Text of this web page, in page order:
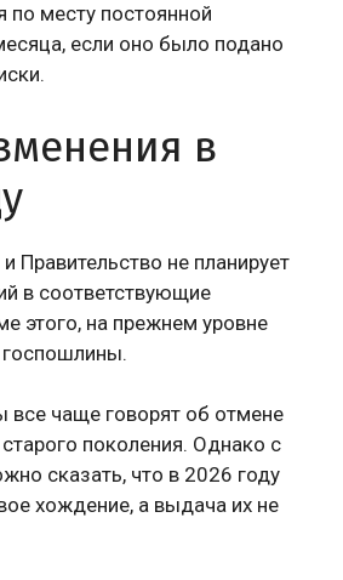
по месту постоянной
если оно было подано
в
Правительство не планирует
в соответствующие
этого, на прежнем уровне
все чаще говорят об отмене
поколения. Однако с
сказать, что в 2026 году
хождение, а выдача их не